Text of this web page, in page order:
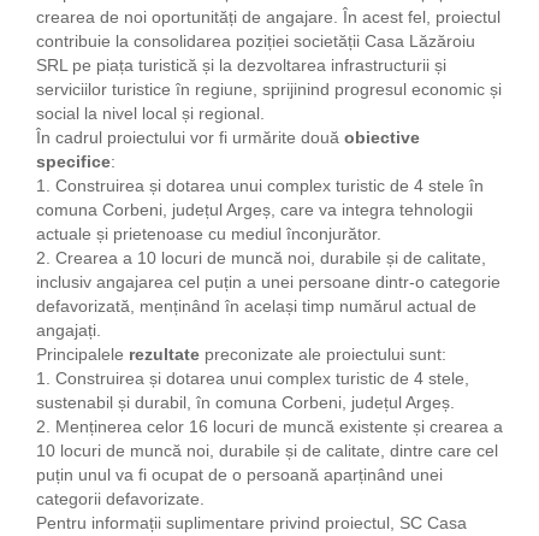
crearea de noi oportunități de angajare. În acest fel, proiectul
contribuie la consolidarea poziției societății Casa Lăzăroiu
SRL pe piața turistică și la dezvoltarea infrastructurii și
serviciilor turistice în regiune, sprijinind progresul economic și
social la nivel local și regional.
În cadrul proiectului vor fi urmărite două obiective
specifice:
1. Construirea și dotarea unui complex turistic de 4 stele în
comuna Corbeni, județul Argeș, care va integra tehnologii
actuale și prietenoase cu mediul înconjurător.
2. Crearea a 10 locuri de muncă noi, durabile și de calitate,
inclusiv angajarea cel puțin a unei persoane dintr-o categorie
defavorizată, menținând în același timp numărul actual de
angajați.
Principalele rezultate preconizate ale proiectului sunt:
1. Construirea și dotarea unui complex turistic de 4 stele,
sustenabil și durabil, în comuna Corbeni, județul Argeș.
2. Menținerea celor 16 locuri de muncă existente și crearea a
10 locuri de muncă noi, durabile și de calitate, dintre care cel
puțin unul va fi ocupat de o persoană aparținând unei
categorii defavorizate.
Pentru informații suplimentare privind proiectul, SC Casa